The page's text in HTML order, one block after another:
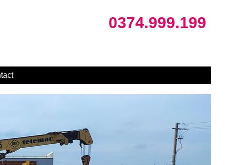
0374.999.199